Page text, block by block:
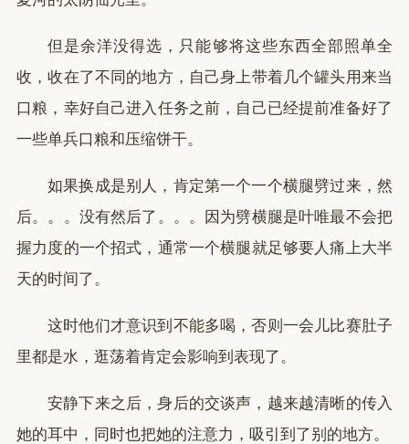
但是余洋没得选，只能够将这些东西全部照单全
收，收在了不同的地方，自己身上带着几个罐头用来当
口粮，幸好自己进入任务之前，自己已经提前准备好了
一些单兵口粮和压缩饼干。
如果换成是别人，肯定第一个一个横腿劈过来，然
后。。。没有然后了。。。因为劈横腿是叶唯最不会把
握力度的一个招式，通常一个横腿就足够要人痛上大半
天的时间了。
这时他们才意识到不能多喝，否则一会儿比赛肚子
里都是水，逛荡着肯定会影响到表现了。
安静下来之后，身后的交谈声，越来越清晰的传入
她的耳中，同时也把她的注意力，吸引到了别的地方。